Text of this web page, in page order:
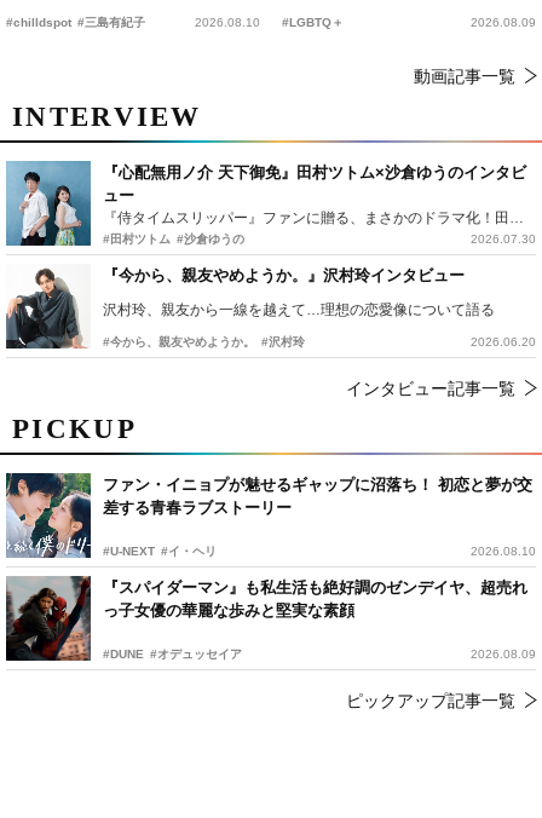
PICKUP
ファン・イニョプが魅せるギャップに沼落ち！ 初恋と夢が交
差する青春ラブストーリー
#U-NEXT #イ・ヘリ 2026.08.10
『スパイダーマン』も私生活も絶好調のゼンデイヤ、超売れ
っ子女優の華麗な歩みと堅実な素顔
#DUNE #オデュッセイア 2026.08.09
ピックアップ記事一覧
#chilldspot #三島有紀子 2026.08.10 #LGBTQ＋ 2026.08.09
動画記事一覧
INTERVIEW
『心配無用ノ介 天下御免』田村ツトム×沙倉ゆうのインタビ
ュー
『侍タイムスリッパー』ファンに贈る、まさかのドラマ化！田村ツトム×沙倉ゆうのが語る『心配無用ノ介』撮影秘話
#田村ツトム #沙倉ゆうの 2026.07.30
『今から、親友やめようか。』沢村玲インタビュー
沢村玲、親友から一線を越えて…理想の恋愛像について語る
#今から、親友やめようか。 #沢村玲 2026.06.20
インタビュー記事一覧